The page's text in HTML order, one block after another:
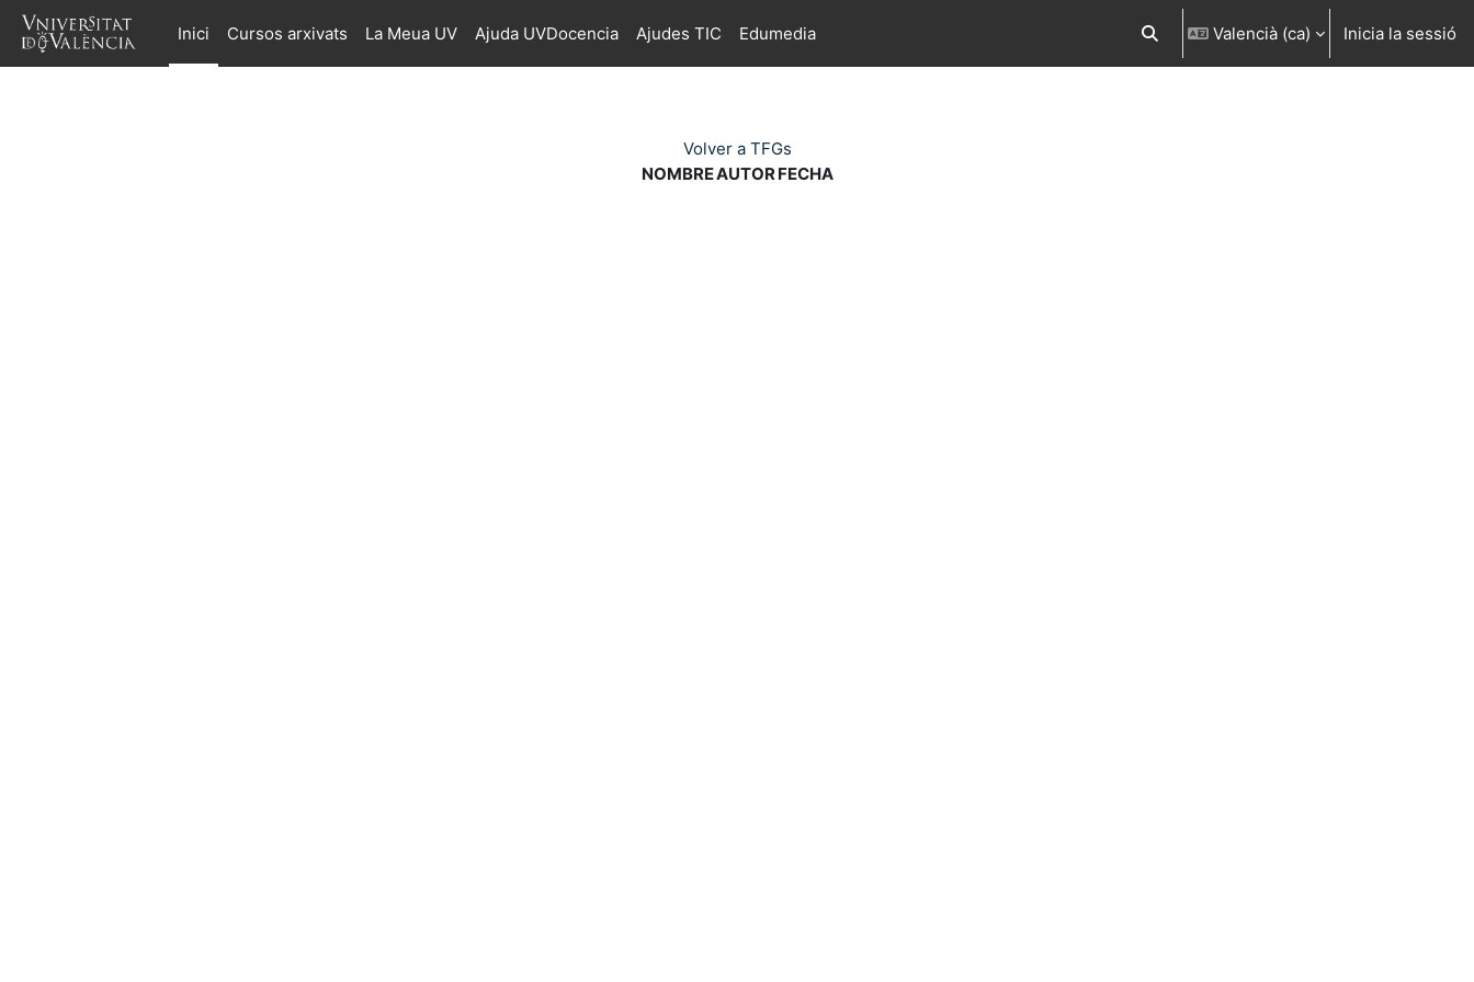
Ves al contingut principal
Inici
Cursos arxivats La Meua UV Ajuda UVDocencia Ajudes TIC Edumedia Commuta l'entrada de la cerca
Valencià ‎(ca)‎ Inicia la sessió
Volver a TFGs
NOMBREAUTORFECHA